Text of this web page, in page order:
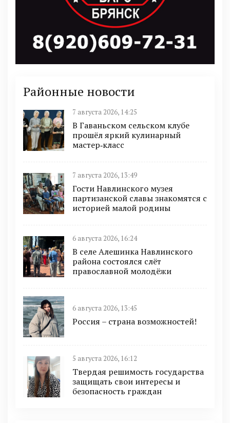
Районные новости
7 августа 2026, 14:25
В Гаваньском сельском клубе
прошёл яркий кулинарный
мастер‑класс
7 августа 2026, 13:49
Гости Навлинского музея
партизанской славы знакомятся с
историей малой родины
6 августа 2026, 16:24
В селе Алешинка Навлинского
района состоялся слёт
православной молодёжи
6 августа 2026, 13:45
Россия – страна возможностей!
5 августа 2026, 16:12
Твердая решимость государства
защищать свои интересы и
безопасность граждан